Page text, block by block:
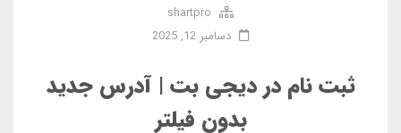
shartpro
دسامبر 12, 2025
ثبت نام در دیجی بت | آدرس جدید
بدون فیلتر